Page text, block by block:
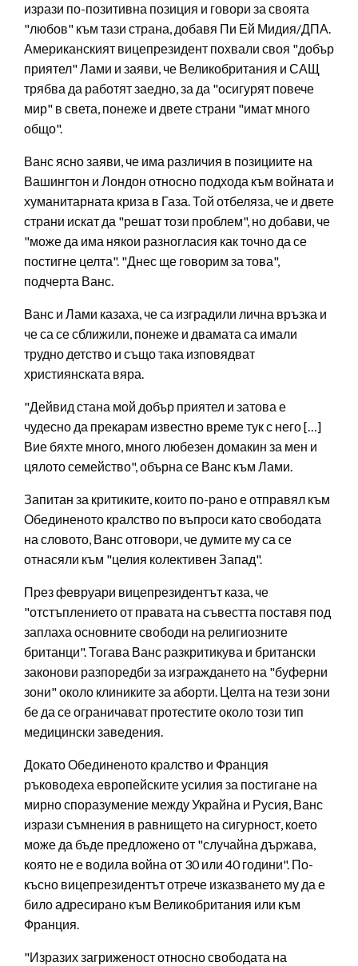
изрази по-позитивна позиция и говори за своята
"любов" към тази страна, добавя Пи Ей Мидия/ДПА.
Американският вицепрезидент похвали своя "добър
приятел" Лами и заяви, че Великобритания и САЩ
трябва да работят заедно, за да "осигурят повече
мир" в света, понеже и двете страни "имат много
общо".
Ванс ясно заяви, че има различия в позициите на
Вашингтон и Лондон относно подхода към войната и
хуманитарната криза в Газа. Той отбеляза, че и двете
страни искат да "решат този проблем", но добави, че
"може да има някои разногласия как точно да се
постигне целта". "Днес ще говорим за това",
подчерта Ванс.
Ванс и Лами казаха, че са изградили лична връзка и
че са се сближили, понеже и двамата са имали
трудно детство и също така изповядват
християнската вяра.
"Дейвид стана мой добър приятел и затова е
чудесно да прекарам известно време тук с него […]
Вие бяхте много, много любезен домакин за мен и
цялото семейство", обърна се Ванс към Лами.
Запитан за критиките, които по-рано е отправял към
Обединеното кралство по въпроси като свободата
на словото, Ванс отговори, че думите му са се
отнасяли към "целия колективен Запад".
През февруари вицепрезидентът каза, че
"отстъплението от правата на съвестта поставя под
заплаха основните свободи на религиозните
британци". Тогава Ванс разкритикува и британски
законови разпоредби за изграждането на "буферни
зони" около клиниките за аборти. Целта на тези зони
бе да се ограничават протестите около този тип
медицински заведения.
Докато Обединеното кралство и Франция
ръководеха европейските усилия за постигане на
мирно споразумение между Украйна и Русия, Ванс
изрази съмнения в равнището на сигурност, което
може да бъде предложено от "случайна държава,
която не е водила война от 30 или 40 години". По-
късно вицепрезидентът отрече изказването му да е
било адресирано към Великобритания или към
Франция.
"Изразих загриженост относно свободата на